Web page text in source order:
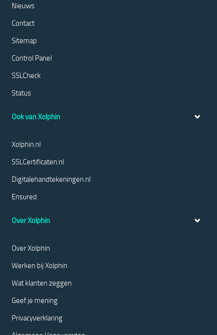
Nieuws
Contact
Sitemap
Control Panel
SSLCheck
Status
Ook van Xolphin
Xolphin.nl
SSLCertificaten.nl
Digitalehandtekeningen.nl
Ensured
Over Xolphin
Over Xolphin
Werken bij Xolphin
Wat klanten zeggen
Geef je mening
Privacyverklaring